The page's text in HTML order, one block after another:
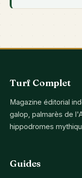
Turf Complet
Magazine éditorial
galop, palmarès de
hippodromes
Guides